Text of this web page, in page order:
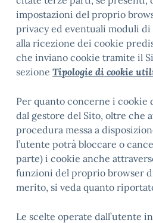
impostazioni del proprio
privacy ed eventuali moduli
alla ricezione dei cookie
che inviano cookie tramite il
sezione Tipologie di cookie
Per quanto concerne i
dal gestore del Sito, oltre che
procedura messa a
l’utente potrà bloccare o
parte) i cookie anche
funzioni del proprio browser
merito, si veda quanto
Le scelte operate dall’utente